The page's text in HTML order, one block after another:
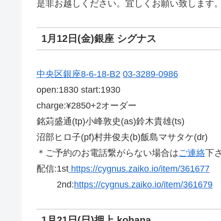
是非お越しください。宜しくお願い致します。
1月12日(金)銀座 シグナス
中央区銀座8-6-18-B2 03-3289-0986
open:1830 start:1930
charge:¥2850+2オーダー
銘苅盛通(tp)小峰敦史(as)鈴木貴雄(ts)
沼部ヒロ子(pf)村井俊夫(b)飯島マサタケ(dr)
＊ご予約のお電話繋がらない場合はご連絡下
配信:1st https://cygnus.zaiko.io/item/361677
2nd:https://cygnus.zaiko.io/item/361679